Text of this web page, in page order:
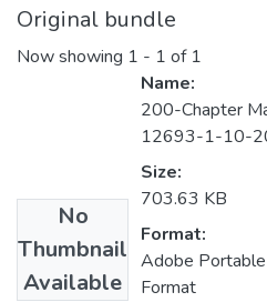
Original bundle
Now showing 1 - 1 of 1
No
Thumbnail
Available
Name:
200-Chapter
12693-1-10-
Size:
703.63 KB
Format:
Adobe
Format